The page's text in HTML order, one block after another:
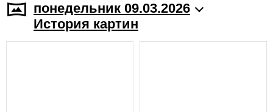
понедельник 09.03.2026
История картин